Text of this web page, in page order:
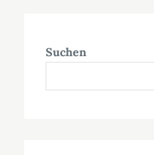
Suchen